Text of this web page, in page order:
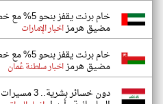
خام برنت يقفز
مضيق هرمزاخبار الإمارات
خام برنت يقفز
مضيق هرمزاخبار سلطنة عُمان
دون خسائر